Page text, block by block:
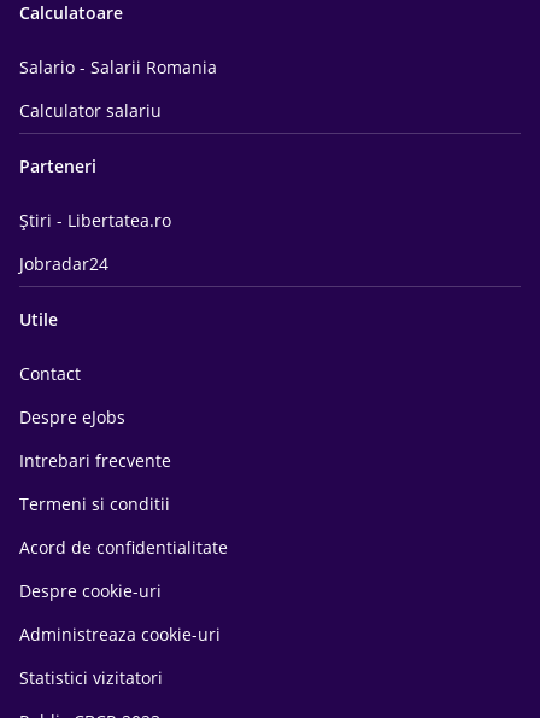
Calculatoare
Salario - Salarii Romania
Calculator salariu
Parteneri
Știri - Libertatea.ro
Jobradar24
Utile
Contact
Despre eJobs
Intrebari frecvente
Termeni si conditii
Acord de confidentialitate
Despre cookie-uri
Administreaza cookie-uri
Statistici vizitatori